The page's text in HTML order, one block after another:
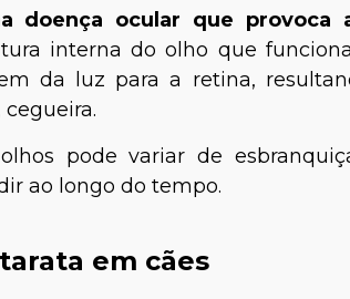
doença ocular que provoca
interna do olho que
da luz para a retina,
cegueira.
pode variar de
ao longo do tempo.
em cães